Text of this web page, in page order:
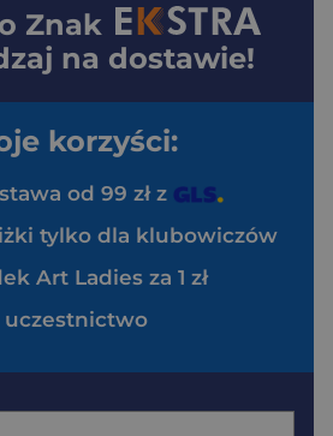
Znak
na dostawie!
korzyści:
od 99 zł z
tylko dla klubowiczów
Art Ladies za 1 zł
uczestnictwo